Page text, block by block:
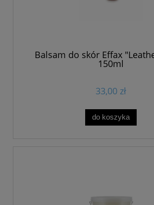
Balsam do skór Effax
150ml
33,00 zł
do koszyka